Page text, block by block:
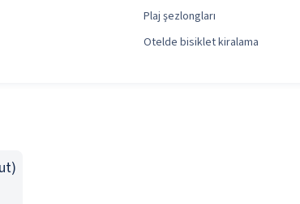
Plaj şezlongları
Otelde bisiklet kiralama